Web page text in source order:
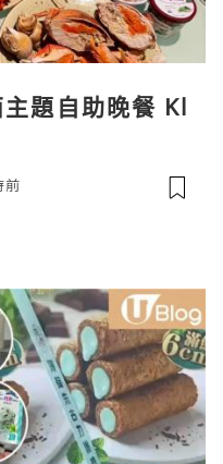
題自助晚餐 Kl
前